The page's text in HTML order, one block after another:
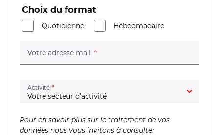
Choix du format
Quotidienne
Hebdomadaire
Votre adresse mail (champ obligatoire)
Activité (champ obligatoire)
Pour en savoir plus sur le traitement de vos
données nous vous invitons à consulter